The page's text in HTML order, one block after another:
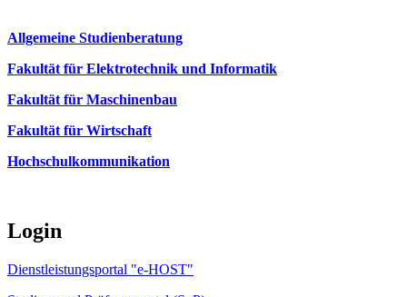
Allgemeine Studienberatung
Fakultät für Elektrotechnik und Informatik
Fakultät für Maschinenbau
Fakultät für Wirtschaft
Hochschulkommunikation
Login
Dienstleistungsportal "e-HOST"